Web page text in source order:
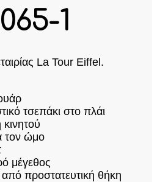
1
La Tour Eiffel.
τσεπάκι στο πλάι
τον ώμο
μέγεθος
από προστατευτική θήκη